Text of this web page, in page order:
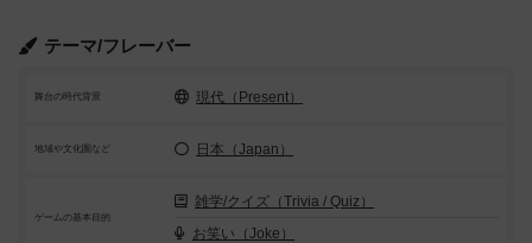
テーマ/フレーバー
舞台の時代背景 現代（Present）
地域や文化圏など 日本（Japan）
ゲームの基本目的
雑学/クイズ（Trivia / Quiz）
お笑い（Joke）